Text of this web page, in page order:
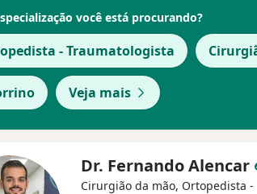
você está procurando?
- Traumatologista
Veja mais
Dr. Fernando Alencar
Cirurgião da mão, Ortopedista -